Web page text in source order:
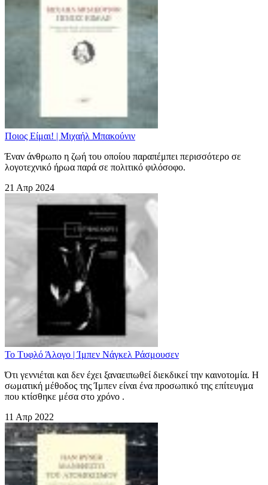
Ποιος Είμαι! | Μιχαήλ Μπακούνιν
Έναν άνθρωπο η ζωή του οποίου παραπέμπει περισσότερο σε
λογοτεχνικό ήρωα παρά σε πολιτικό φιλόσοφο.
21 Απρ 2024
Το Τυφλό Άλογο | Ίμπεν Νάγκελ Ράσμουσεν
Ότι γεννιέται και δεν έχει ξαναειπωθεί διεκδικεί την καινοτομία. Η
σωματική μέθοδος της Ίμπεν είναι ένα προσωπικό της επίτευγμα
που κτίσθηκε μέσα στο χρόνο .
11 Απρ 2022